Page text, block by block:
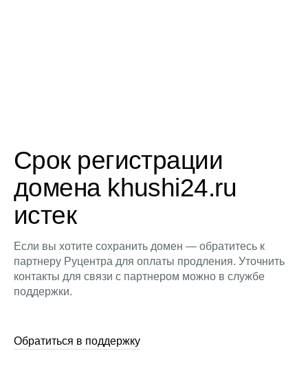
Срок регистрации
домена khushi24.ru
истек
Если вы хотите сохранить домен — обратитесь к
партнеру Руцентра для оплаты продления. Уточнить
контакты для связи с партнером можно в службе
поддержки.
Обратиться в поддержку